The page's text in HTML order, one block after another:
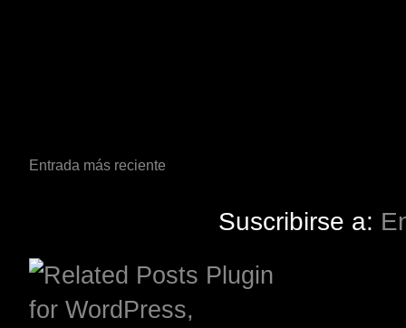
Entrada más reciente
Suscribirse a: